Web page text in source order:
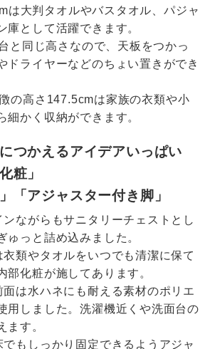
は大判タオルやバスタオル、パジャ
庫として活躍できます。
と同じ高さなので、天板をつかっ
ドライヤーなどのちょい置きができ
の高さ147.5cmは家族の衣類や小
細かく収納ができます。
つかえるアイデアいっぱい
粧」
「アジャスター付き脚」
ながらもサニタリーチェストとし
ゅっと詰め込みました。
類やタオルをいつでも清潔に保て
部化粧が施してあります。
は水ハネにも耐える素材のポリエ
用しました。洗濯機近くや洗面台の
ます。
もしっかり固定できるようアジャ